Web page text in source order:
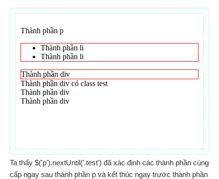
Ta thấy $('p').nextUntil('.test') đã xác định các thành phần cùng
cấp ngay sau thành phần p và kết thúc ngay trước thành phần